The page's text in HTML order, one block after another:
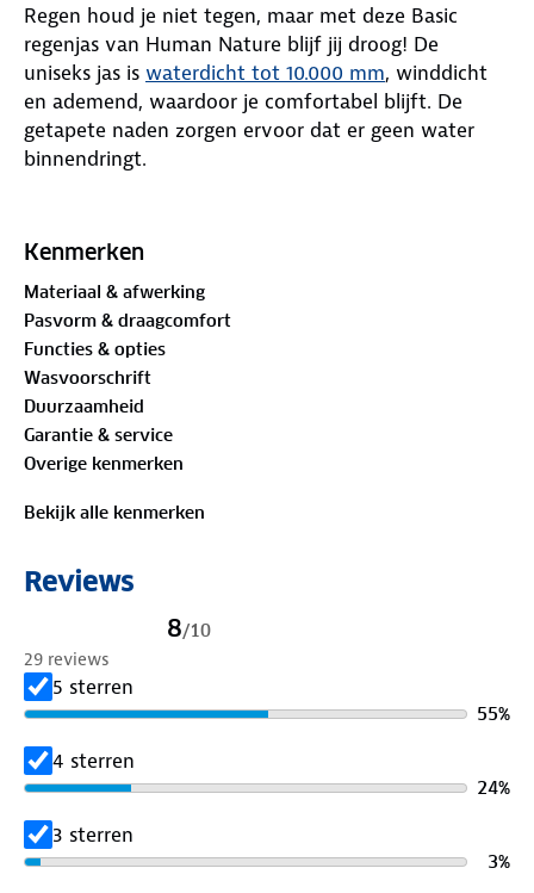
Regen houd je niet tegen, maar met deze Basic
regenjas van Human Nature blijf jij droog! De
uniseks jas is waterdicht tot 10.000 mm, winddicht
en ademend, waardoor je comfortabel blijft. De
getapete naden zorgen ervoor dat er geen water
binnendringt.
rugpand ben je beter zichtbaar in het donker of
normale pasvorm en een handige ritssluiting. De
capuchon, zoom en manchetten zijn verstelbaar,
zodat de jas altijd goed zit. Kies uit groen, navy of
blauw en combineer de jas met de bijpassende Basic
regenbroek voor een complete set. Na gebruik berg
je de regenjas eenvoudig op in het bijgeleverde
tasje.
Kenmerken
Materiaal & afwerking
Pasvorm & draagcomfort
Functies & opties
Wasvoorschrift
Duurzaamheid
Garantie & service
Overige kenmerken
Bekijk alle kenmerken
Reviews
8/10
29 reviews
5 sterren
55%
4 sterren
24%
3 sterren
3%